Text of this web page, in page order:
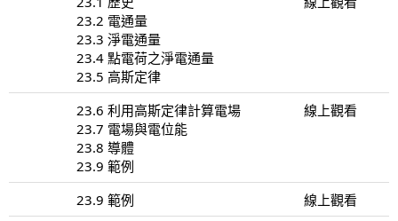
23.2 電通量
23.3 淨電通量
23.4 點電荷之淨電通量
23.5 高斯定律
23.6 利用高斯定律計算電場
23.7 電場與電位能
23.8 導體
23.9 範例
線上觀看
23.9 範例
線上觀看